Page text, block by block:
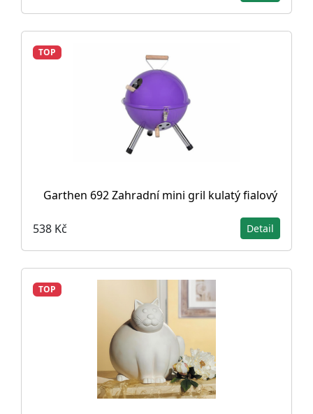
TOP
Garthen 692 Zahradní mini gril kulatý fialový
538 Kč Detail
TOP